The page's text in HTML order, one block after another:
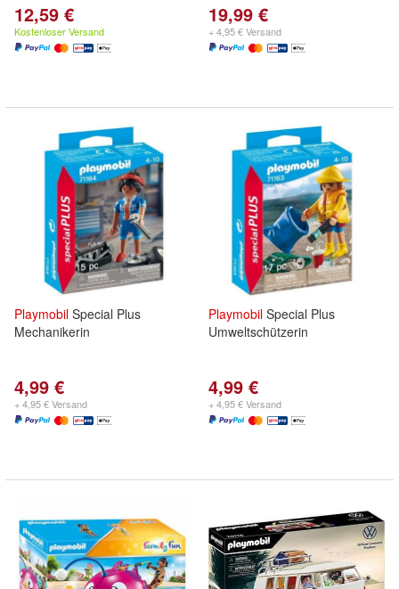
12,59 €
Kostenloser Versand
19,99 €
+ 4,95 € Versand
Playmobil Special Plus
Mechanikerin
4,99 €
+ 4,95 € Versand
Playmobil Special Plus
Umweltschützerin
4,99 €
+ 4,95 € Versand